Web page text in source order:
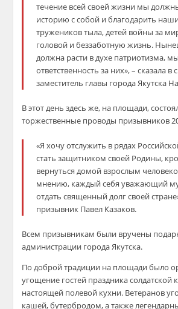
течение всей своей жизни мы
историю с собой и благодарить
тружеников тыла, детей войны за
головой и беззаботную жизнь.
должна расти в духе патриотизма,
ответственность за них», – сказала
заместитель главы города Якутска
В этот день здесь же, на площади,
торжественные проводы призывников
«Я хочу отслужить в рядах
стать защитником своей Родины,
вернуться домой взрослым
мнению, каждый себя уважающий
отдать священный долг своей
призывник Павел Казаков.
Всем призывникам были вручены
администрации города Якутска.
По доброй традиции на площади было
угощение гостей праздника солдатской
настоящей полевой кухни. Ветеранов
кашей, бутербродом, а также